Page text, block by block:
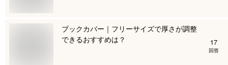
ブックカバー｜フリーサイズで厚さが調整
できるおすすめは？
17
回答